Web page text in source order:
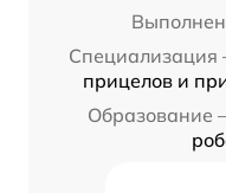
Специализация
прицелов и
Образование –